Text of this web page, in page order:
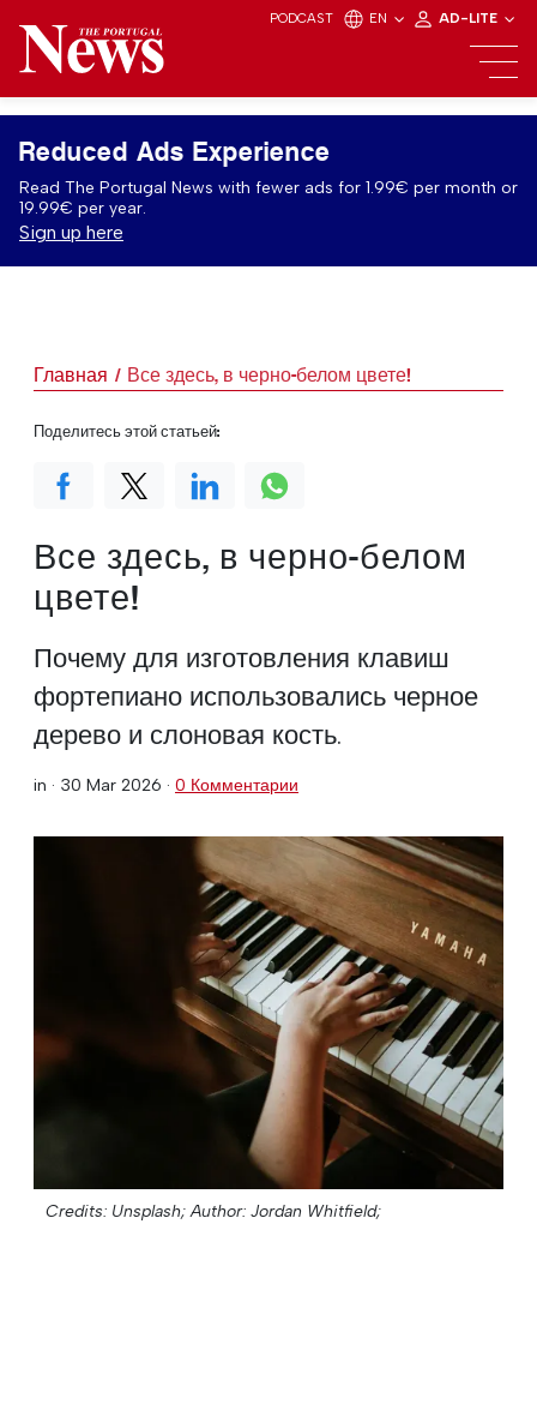
PODCAST EN AD-LITE
Reduced Ads Experience
Read The Portugal News with fewer ads for 1.99€ per month or
19.99€ per year.
Sign up here
Главная Все здесь, в черно-белом цвете!
Все здесь, в черно-белом
цвете!
Почему для изготовления клавиш
фортепиано использовались черное
дерево и слоновая кость.
in · 30 Mar 2026 · 0 Комментарии
Credits: Unsplash; Author: Jordan Whitfield;
Поделитесь этой статьей: